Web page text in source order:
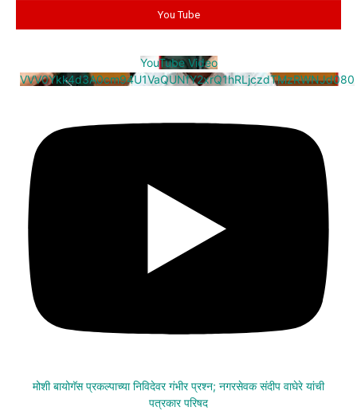
You Tube
YouTube Video
VVV0Ykk4d3A0cm94U1VaQUNfY2xrQ1hRLjczdTMzRWNJd080
मोशी बायोगॅस प्रकल्पाच्या निविदेवर गंभीर प्रश्न; नगरसेवक संदीप वाघेरे यांची
पत्रकार परिषद